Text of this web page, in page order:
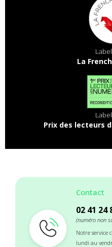
La
Prix des lecteurs
Contact
02 41 24
(numéro non
Notre service
lundi au